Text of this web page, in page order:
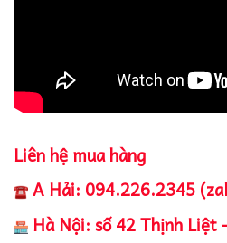
Liên hệ mua hàng
A Hải: 094.226.2345
Hà Nội: số 42 Thịnh Liệt